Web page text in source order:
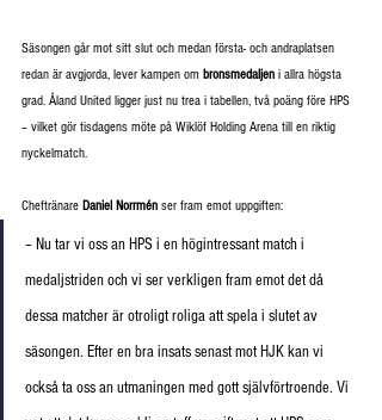
Säsongen går mot sitt slut och medan första- och andraplatsen
redan är avgjorda, lever kampen om bronsmedaljen i allra högsta
grad. Åland United ligger just nu trea i tabellen, två poäng före HPS
– vilket gör tisdagens möte på Wiklöf Holding Arena till en riktig
nyckelmatch.
Cheftränare Daniel Norrmén ser fram emot uppgiften:
– Nu tar vi oss an HPS i en högintressant match i
medaljstriden och vi ser verkligen fram emot det då
dessa matcher är otroligt roliga att spela i slutet av
säsongen. Efter en bra insats senast mot HJK kan vi
också ta oss an utmaningen med gott självförtroende. Vi